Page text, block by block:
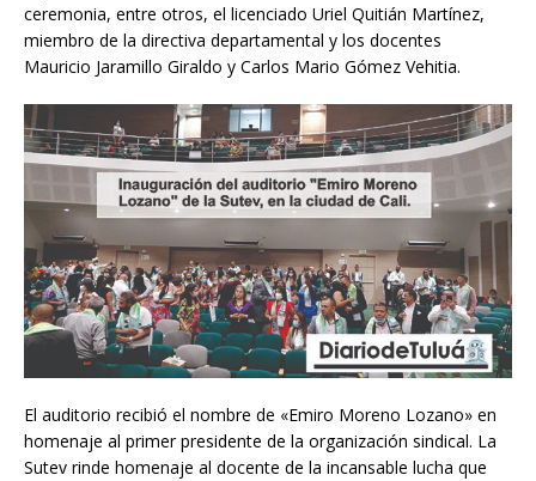
ceremonia, entre otros, el licenciado Uriel Quitián Martínez,
miembro de la directiva departamental y los docentes
Mauricio Jaramillo Giraldo y Carlos Mario Gómez Vehitia.
El auditorio recibió el nombre de «Emiro Moreno Lozano» en
homenaje al primer presidente de la organización sindical. La
Sutev rinde homenaje al docente de la incansable lucha que